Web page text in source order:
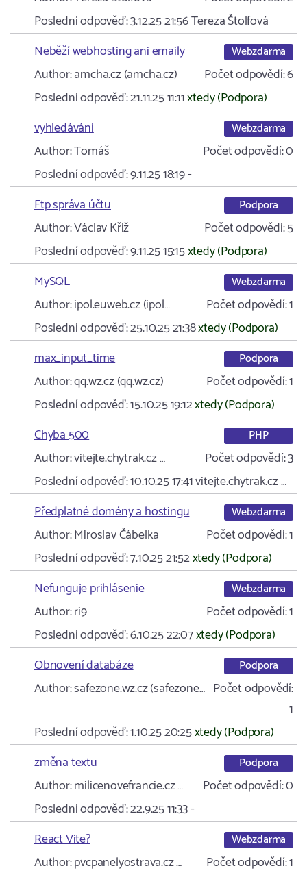
Poslední odpověď:3.12.25 21:56Tereza Štolfová
Neběží webhosting ani emaily
Webzdarma
Author:amcha.cz (amcha.cz) Počet odpovědí:6
Poslední odpověď:21.11.25 11:11xtedy (Podpora)
vyhledávání
Webzdarma
Author:Tomáš Počet odpovědí:0
Poslední odpověď:9.11.25 18:19-
Ftp správa účtu
Podpora
Author:Václav Kříž Počet odpovědí:5
Poslední odpověď:9.11.25 15:15xtedy (Podpora)
MySQL
Webzdarma
Author:ipol.euweb.cz (ipol… Počet odpovědí:1
Poslední odpověď:25.10.25 21:38xtedy (Podpora)
max_input_time
Podpora
Author:qq.wz.cz (qq.wz.cz) Počet odpovědí:1
Poslední odpověď:15.10.25 19:12xtedy (Podpora)
Chyba 500
PHP
Author:vitejte.chytrak.cz … Počet odpovědí:3
Poslední odpověď:10.10.25 17:41vitejte.chytrak.cz …
Předplatné domény a hostingu
Webzdarma
Author:Miroslav Čábelka Počet odpovědí:1
Poslední odpověď:7.10.25 21:52xtedy (Podpora)
Nefunguje prihlásenie
Webzdarma
Author:ri9 Počet odpovědí:1
Poslední odpověď:6.10.25 22:07xtedy (Podpora)
Obnovení databáze
Podpora
Author:safezone.wz.cz (safezone… Počet odpovědí:
1
Poslední odpověď:1.10.25 20:25xtedy (Podpora)
změna textu
Podpora
Author:milicenovefrancie.cz … Počet odpovědí:0
Poslední odpověď:22.9.25 11:33-
React Vite?
Webzdarma
Author:pvcpanelyostrava.cz … Počet odpovědí:1